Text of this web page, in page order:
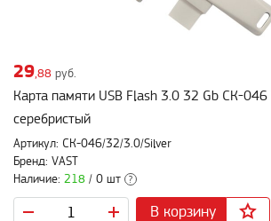
29,88 руб.
Карта памяти USB Flash 3.0 32 Gb СК-046
серебристый
Артикул: СК-046/32/3.0/Silver
Бренд: VAST
Наличие: 218 / 0 шт ?
В корзину